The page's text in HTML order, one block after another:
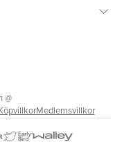
@
Medlemsvillkor